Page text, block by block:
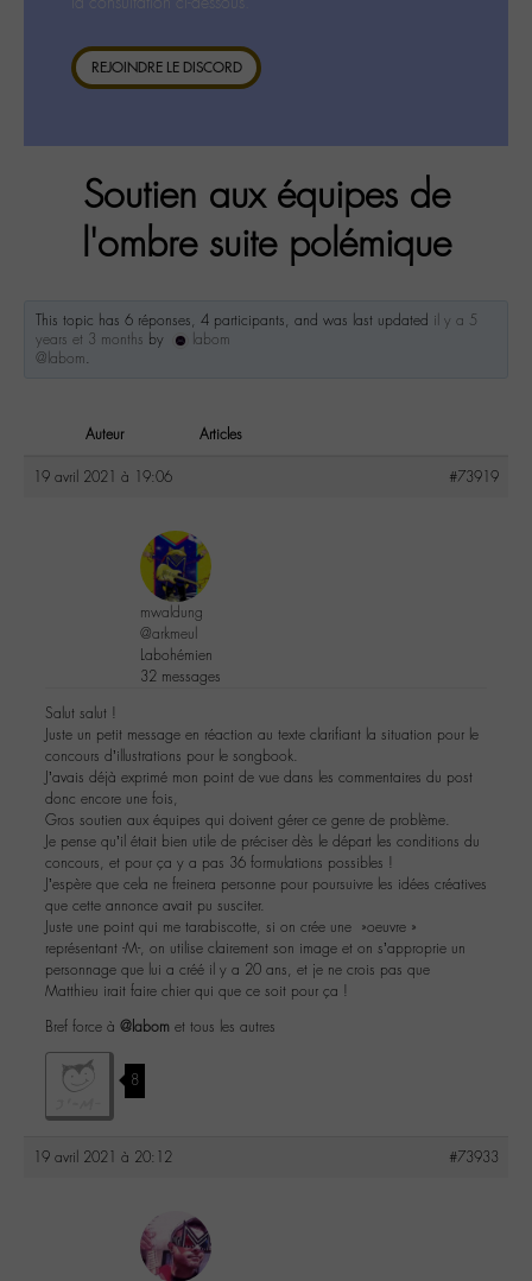
REJOINDRE LE DISCORD
Soutien aux équipes de
l'ombre suite polémique
This topic has 6 réponses, 4 participants, and was last updated il y a 5
years et 3 months by
labom
@labom.
Auteur Articles
19 avril 2021 à 19:06 #73919
mwaldung
@arkmeul
Labohémien
32 messages
Salut salut !
Juste un petit message en réaction au texte clarifiant la situation pour le
concours d’illustrations pour le songbook.
J’avais déjà exprimé mon point de vue dans les commentaires du post
donc encore une fois,
Gros soutien aux équipes qui doivent gérer ce genre de problème.
Je pense qu’il était bien utile de préciser dès le départ les conditions du
concours, et pour ça y a pas 36 formulations possibles !
J’espère que cela ne freinera personne pour poursuivre les idées créatives
que cette annonce avait pu susciter.
Juste une point qui me tarabiscotte, si on crée une »oeuvre »
représentant -M-, on utilise clairement son image et on s’approprie un
personnage que lui a créé il y a 20 ans, et je ne crois pas que
Matthieu irait faire chier qui que ce soit pour ça !
Bref force à @labom et tous les autres
8
19 avril 2021 à 20:12 #73933